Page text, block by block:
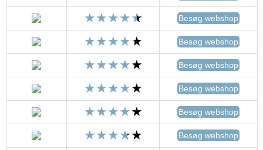
Besøg webshop
Besøg webshop
Besøg webshop
Besøg webshop
Besøg webshop
Besøg webshop